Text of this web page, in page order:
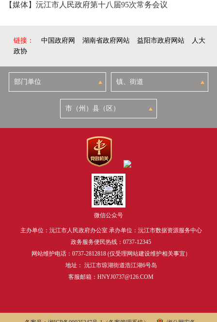
【媒体】沅江市人民政府第十八届95次常务会议
链接： 中国政府网 湖南省政府网站 益阳市政府网站
人大
政协
微信公众号
主办单位：沅江市人民政府办公室 承办单位：沅江市数据资源服务中心
政务服务便民热线：0737-12345
网站维护电话：0737-2812818 (仅受理网站建设维护相关事宜）
地址： 沅江市琼湖街道浩江湖6号岛
客服邮箱：HNYJ0737@126.COM